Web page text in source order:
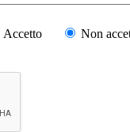
Accetto Non